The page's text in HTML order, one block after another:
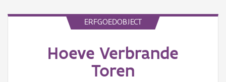
ERFGOEDOBJECT
Hoeve Verbrande
Toren